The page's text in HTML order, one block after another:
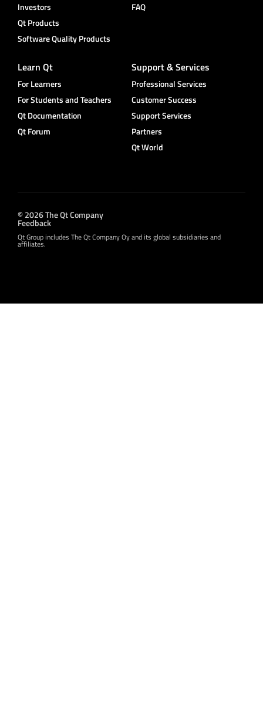
Investors
Qt Products
Software Quality Products
FAQ
Learn Qt
For Learners
For Students and Teachers
Qt Documentation
Qt Forum
Support & Services
Professional Services
Customer Success
Support Services
Partners
Qt World
© 2026 The Qt Company
Feedback
Qt Group includes The Qt Company Oy and its global subsidiaries and
affiliates.